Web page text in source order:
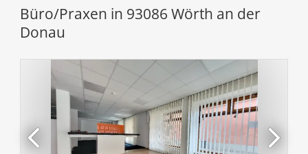
Büro/Praxen in 93086 Wörth an der
Donau